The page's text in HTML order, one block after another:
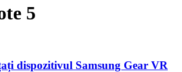
5
dispozitivul Samsung Gear VR